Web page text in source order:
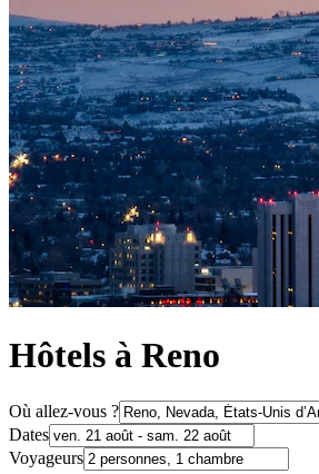
Hôtels à Reno
Où allez-vous ?
Dates
Voyageurs